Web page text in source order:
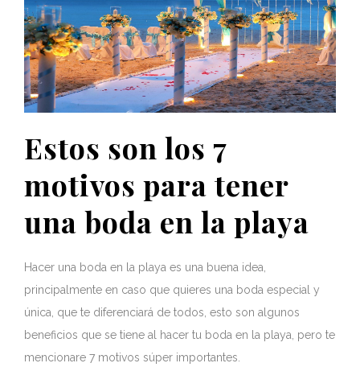
Estos son los 7
motivos para tener
una boda en la playa
Hacer una boda en la playa es una buena idea,
principalmente en caso que quieres una boda especial y
única, que te diferenciará de todos, esto son algunos
beneficios que se tiene al hacer tu boda en la playa, pero te
mencionare 7 motivos súper importantes.